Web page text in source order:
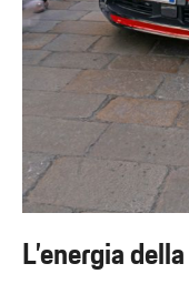
L’energia